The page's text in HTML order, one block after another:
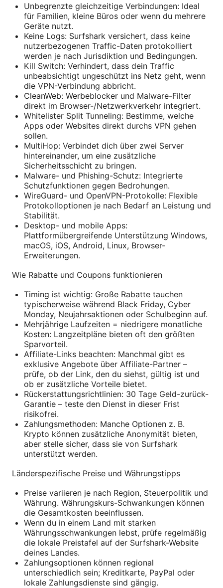
Unbegrenzte gleichzeitige Verbindungen: Ideal
für Familien, kleine Büros oder wenn du mehrere
Geräte nutzt.
Keine Logs: Surfshark versichert, dass keine
nutzerbezogenen Traffic-Daten protokolliert
werden je nach Jurisdiktion und Bedingungen.
Kill Switch: Verhindert, dass dein Traffic
unbeabsichtigt ungeschützt ins Netz geht, wenn
die VPN-Verbindung abbricht.
CleanWeb: Werbeblocker und Malware-Filter
direkt im Browser-/Netzwerkverkehr integriert.
Whitelister Split Tunneling: Bestimme, welche
Apps oder Websites direkt durchs VPN gehen
sollen.
MultiHop: Verbindet dich über zwei Server
hintereinander, um eine zusätzliche
Sicherheitsschicht zu bringen.
Malware- und Phishing-Schutz: Integrierte
Schutzfunktionen gegen Bedrohungen.
WireGuard- und OpenVPN-Protokolle: Flexible
Protokolloptionen je nach Bedarf an Leistung und
Stabilität.
Desktop- und mobile Apps:
Plattformübergreifende Unterstützung Windows,
macOS, iOS, Android, Linux, Browser-
Erweiterungen.
Wie Rabatte und Coupons funktionieren
Timing ist wichtig: Große Rabatte tauchen
typischerweise während Black Friday, Cyber
Monday, Neujahrsaktionen oder Schulbeginn auf.
Mehrjährige Laufzeiten = niedrigere monatliche
Kosten: Langzeitpläne bieten oft den größten
Sparvorteil.
Affiliate-Links beachten: Manchmal gibt es
exklusive Angebote über Affiliate-Partner –
prüfe, ob der Link, den du siehst, gültig ist und
ob er zusätzliche Vorteile bietet.
Rückerstattungsrichtlinien: 30 Tage Geld-zurück-
Garantie – teste den Dienst in dieser Frist
risikofrei.
Zahlungsmethoden: Manche Optionen z. B.
Krypto können zusätzliche Anonymität bieten,
aber stelle sicher, dass sie von Surfshark
unterstützt werden.
Länderspezifische Preise und Währungstipps
Preise variieren je nach Region, Steuerpolitik und
Währung. Währungskurs-Schwankungen können
die Gesamtkosten beeinflussen.
Wenn du in einem Land mit starken
Währungsschwankungen lebst, prüfe regelmäßig
die lokale Preistafel auf der Surfshark-Website
deines Landes.
Zahlungsoptionen können regional
unterschiedlich sein; Kreditkarte, PayPal oder
lokale Zahlungsdienste sind gängig.